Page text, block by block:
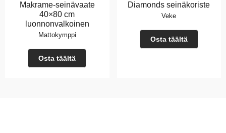
Makrame-seinävaate
40×80 cm
luonnonvalkoinen
Mattokymppi
Osta täältä
Diamonds seinäkoriste
Veke
Osta täältä